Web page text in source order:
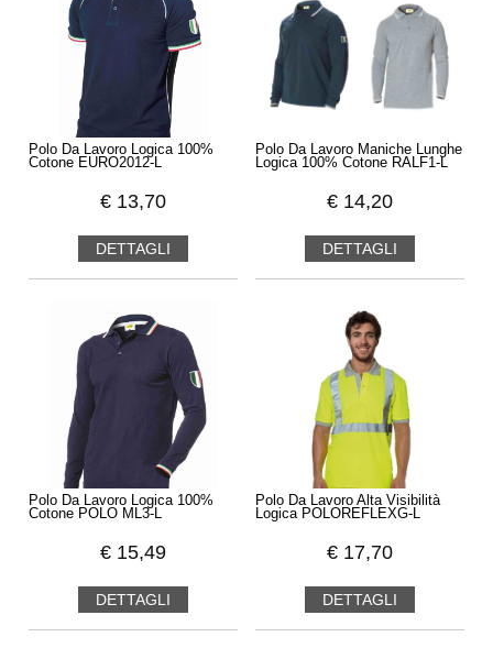
Polo Da Lavoro Logica 100%
Cotone EURO2012-L
€ 13,70
DETTAGLI
Polo Da Lavoro Maniche Lunghe
Logica 100% Cotone RALF1-L
€ 14,20
DETTAGLI
Polo Da Lavoro Logica 100%
Cotone POLO ML3-L
€ 15,49
DETTAGLI
Polo Da Lavoro Alta Visibilità
Logica POLOREFLEXG-L
€ 17,70
DETTAGLI